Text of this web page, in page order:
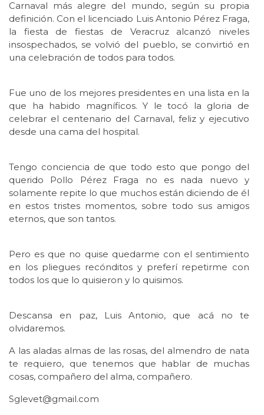
Carnaval más alegre del mundo, según su propia
definición. Con el licenciado Luis Antonio Pérez Fraga,
la fiesta de fiestas de Veracruz alcanzó niveles
insospechados, se volvió del pueblo, se convirtió en
una celebración de todos para todos.
Fue uno de los mejores presidentes en una lista en la
que ha habido magníficos. Y le tocó la gloria de
celebrar el centenario del Carnaval, feliz y ejecutivo
desde una cama del hospital.
Tengo conciencia de que todo esto que pongo del
querido Pollo Pérez Fraga no es nada nuevo y
solamente repite lo que muchos están diciendo de él
en estos tristes momentos, sobre todo sus amigos
eternos, que son tantos.
Pero es que no quise quedarme con el sentimiento
en los pliegues recónditos y preferí repetirme con
todos los que lo quisieron y lo quisimos.
Descansa en paz, Luis Antonio, que acá no te
olvidaremos.
A las aladas almas de las rosas, del almendro de nata
te requiero, que tenemos que hablar de muchas
cosas, compañero del alma, compañero.
Sglevet@gmail.com